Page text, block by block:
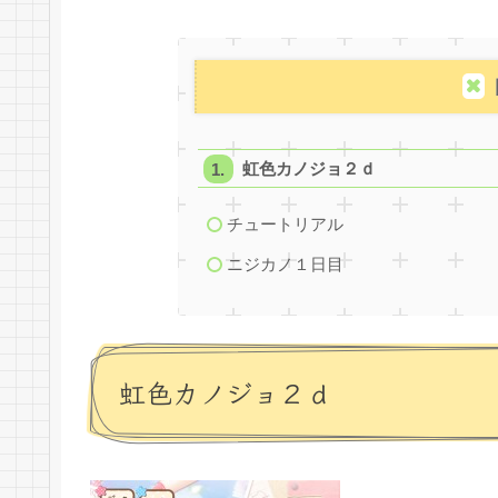
虹色カノジョ２ｄ
チュートリアル
ニジカノ１日目
虹色カノジョ２ｄ